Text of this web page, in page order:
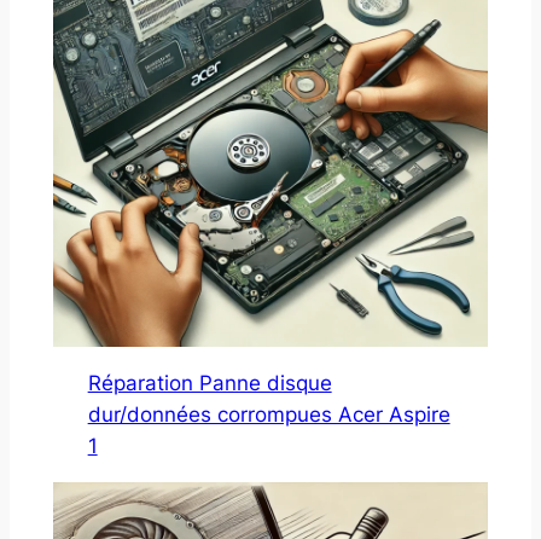
Réparation Panne disque
dur/données corrompues Acer Aspire
1